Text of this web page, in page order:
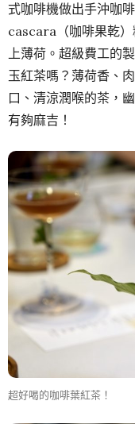
式咖啡機做出手沖咖
cascara（咖啡果乾
上薄荷。超級費工的
玉紅茶嗎？薄荷香、
口、清涼潤喉的茶，
有夠麻吉！
超好喝的咖啡葉紅茶！